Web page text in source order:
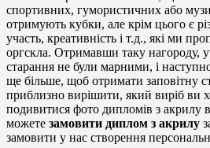
спортивних, гумористичних або
отримують кубки, але крім цього є
участь, креативність і т.д., які ми
оргскла. Отримавши таку нагороду,
старання не були марними, і
ще більше, щоб отримати заповітну
приблизно вирішити, який виріб ви
подивитися фото дипломів з акрилу
можете замовити диплом з акрилу
замовити у нас створення